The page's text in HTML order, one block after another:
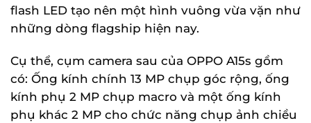
flash LED tạo nên một hình vuông vừa vặn như
những dòng flagship hiện nay.
Cụ thể, cụm camera sau của OPPO A15s gồm
có: Ống kính chính 13 MP chụp góc rộng, ống
kính phụ 2 MP chụp macro và một ống kính
phụ khác 2 MP cho chức năng chụp ảnh chiều